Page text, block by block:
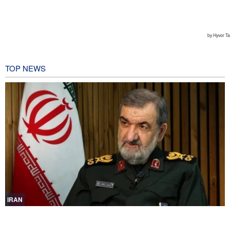
TOP NEWS
IRAN